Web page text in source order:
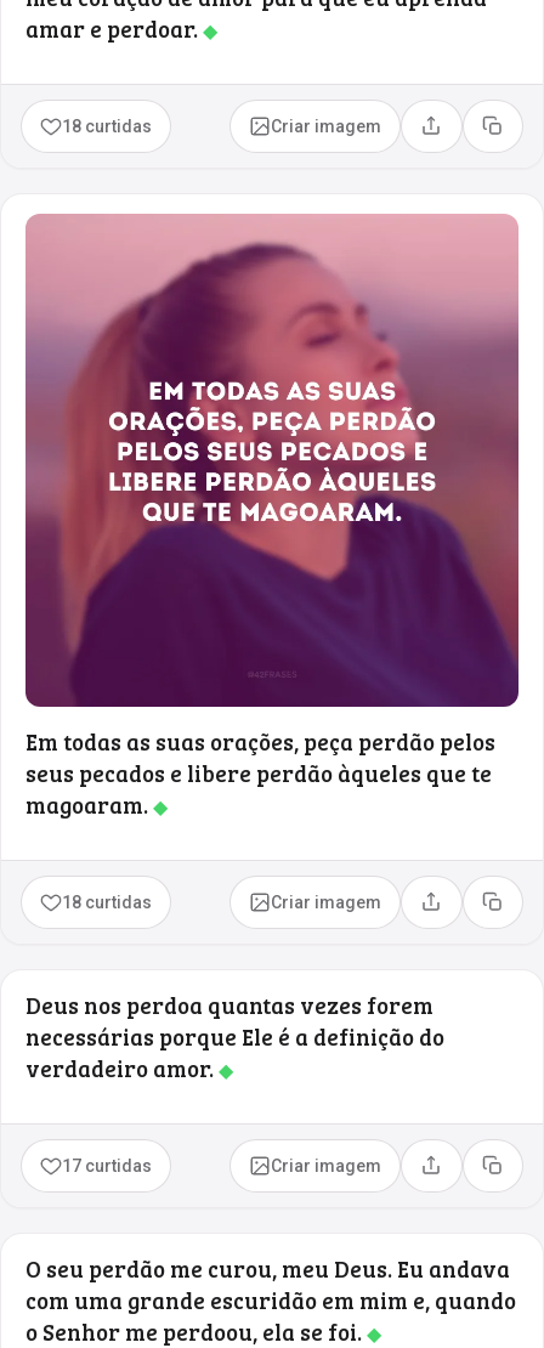
amar e perdoar.◆
18 curtidas Criar imagem Compartilhar
Copiar
Em todas as suas orações, peça perdão pelos
seus pecados e libere perdão àqueles que te
magoaram.◆
18 curtidas Criar imagem Compartilhar
Copiar
Deus nos perdoa quantas vezes forem
necessárias porque Ele é a definição do
verdadeiro amor.◆
17 curtidas Criar imagem Compartilhar
Copiar
O seu perdão me curou, meu Deus. Eu andava
com uma grande escuridão em mim e, quando
o Senhor me perdoou, ela se foi.◆